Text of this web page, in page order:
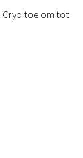
Cryo toe om tot